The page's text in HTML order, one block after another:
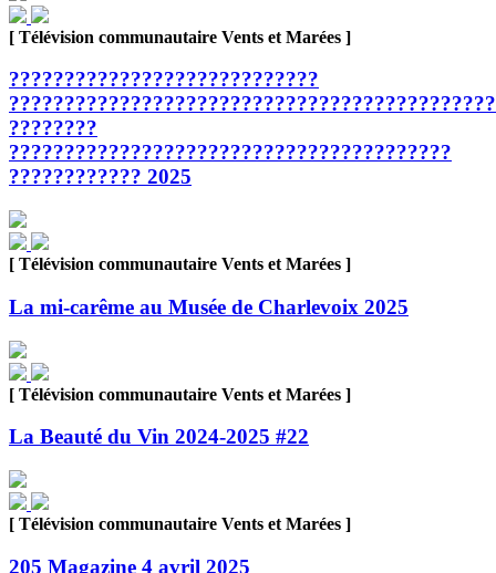
[ Télévision communautaire Vents et Marées ]
????????????????????????????
????????
????????????????????????????????????????
???????????? 2025
[ Télévision communautaire Vents et Marées ]
La mi-carême au Musée de Charlevoix 2025
[ Télévision communautaire Vents et Marées ]
La Beauté du Vin 2024-2025 #22
[ Télévision communautaire Vents et Marées ]
205 Magazine 4 avril 2025